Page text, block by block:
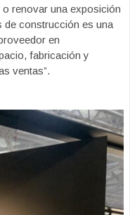
o renovar una exposición
de construcción es una
en
fabricación y
ventas”.